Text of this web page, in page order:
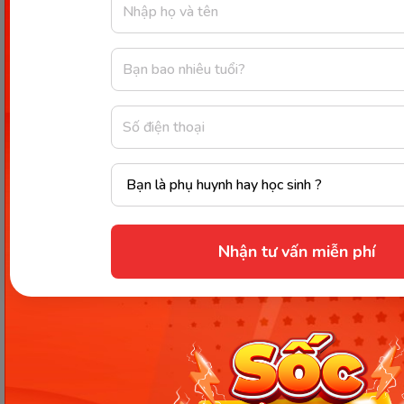
Nhận tư vấn miễn phí
Cám ơn
email của mình
bằng một trong hai
biết ơn hoặc yêu
cầu điều gì đó
trong email.
Lời chúc
tốt đẹp
Một cách thân mật
để kết thúc một
email. Nó có nghĩa là
bạn cầu chúc cho
người nhận của bạn
mọi điều tốt đẹp
nhất!